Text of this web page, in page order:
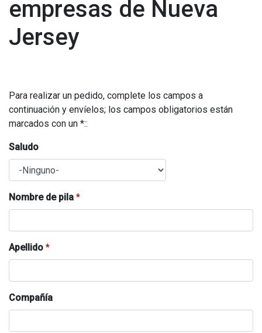
empresas de Nueva
Jersey
Para realizar un pedido, complete los campos a
continuación y envíelos; los campos obligatorios están
marcados con un *::
Saludo
Nombre de pila *
Apellido *
Compañía